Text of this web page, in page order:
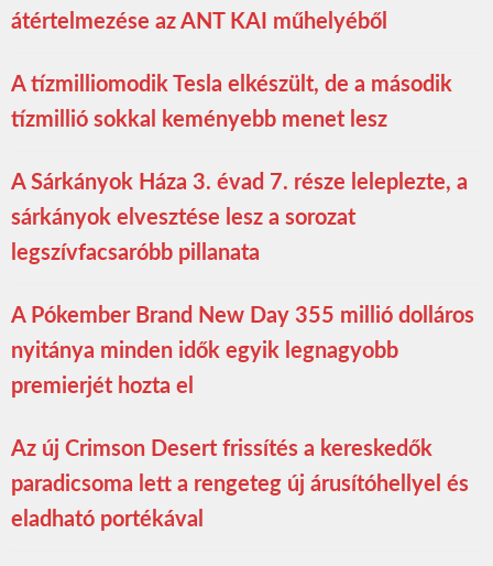
átértelmezése az ANT KAI műhelyéből
A tízmilliomodik Tesla elkészült, de a második
tízmillió sokkal keményebb menet lesz
A Sárkányok Háza 3. évad 7. része leleplezte, a
sárkányok elvesztése lesz a sorozat
legszívfacsaróbb pillanata
A Pókember Brand New Day 355 millió dolláros
nyitánya minden idők egyik legnagyobb
premierjét hozta el
Az új Crimson Desert frissítés a kereskedők
paradicsoma lett a rengeteg új árusítóhellyel és
eladható portékával